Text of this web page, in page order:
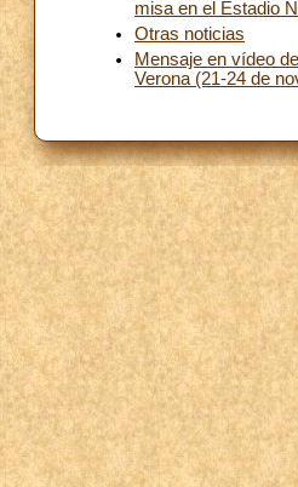
misa en el Estadio
Otras noticias
Mensaje en vídeo
Verona (21-24 de